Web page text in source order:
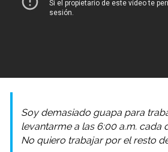
Soy demasiado guapa para
levantarme a las 6:00 a.m. cada
No quiero trabajar por el resto